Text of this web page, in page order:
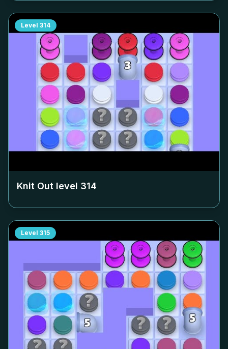
Level 314
Knit Out level 314
Level 315